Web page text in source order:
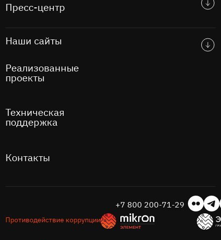
Пресс-центр
Наши сайты
Реализованные
проекты
Техническая
поддержка
Контакты
Противодействие коррупции
+7 800 200-71-29